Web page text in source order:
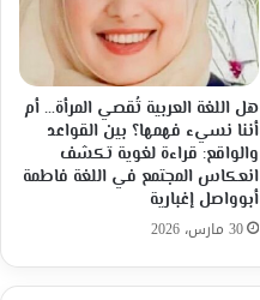
هل اللغة العربية تُقصي المرأة… أم
أننا نسيء فهمها؟ بين القواعد
والواقع: قراءة لغوية تكشف
انعكاس المجتمع في اللغة فاطمة
أبوواصل إغبارية
30 مارس، 2026